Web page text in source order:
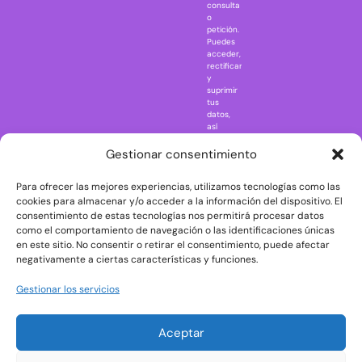
Gestionar consentimiento
Para ofrecer las mejores experiencias, utilizamos tecnologías como las
cookies para almacenar y/o acceder a la información del dispositivo. El
consentimiento de estas tecnologías nos permitirá procesar datos
como el comportamiento de navegación o las identificaciones únicas
en este sitio. No consentir o retirar el consentimiento, puede afectar
negativamente a ciertas características y funciones.
Gestionar los servicios
Aceptar
Rick and
The Big Bang
Theory
The Blues
Brothers
The
The Shining
consulta
o
petición.
Puedes
acceder,
rectificar
y
suprimir
tus
datos,
así
ejercer
consultando
la
información
adicional
y
detallada
sobre